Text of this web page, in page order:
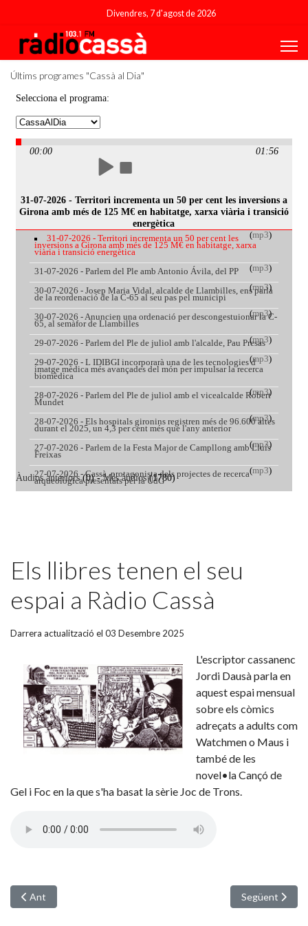
Divendres, 7 d'agost de 2026
Últims programes "Cassà al Dia"
Els llibres tenen el seu
espai a Ràdio Cassà
Darrera actualització el 03 Desembre 2025
L'escriptor cassanenc
Jordi Dausà parla en
aquest espai mensual
sobre els còmics
adreçats a adults com
Watchmen o Maus i
també de les
novel•la Cançó de
Gel i Foc en la que s'ha basat la sèrie Joc de Trons.
Article anterior: Aquest dissabte al matí, jornada de portes
Ant Article
Següent